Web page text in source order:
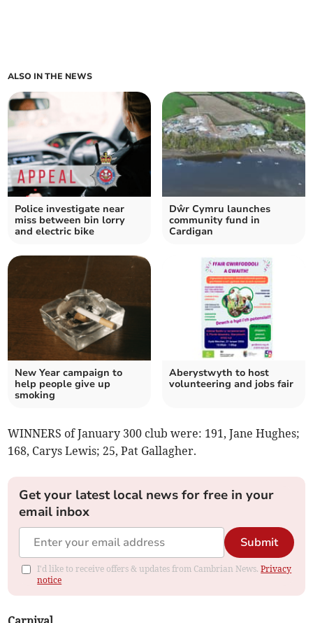
ALSO IN THE NEWS
Police investigate near
miss between bin lorry
and electric bike
Dŵr Cymru launches
community fund in
Cardigan
New Year campaign to
help people give up
smoking
Aberystwyth to host
volunteering and jobs fair
WINNERS of January 300 club were: 191, Jane Hughes;
168, Carys Lewis; 25, Pat Gallagher.
Get your latest local news for free in your
email inbox
Submit
I'd like to receive offers & updates from Cambrian News.Privacy
notice